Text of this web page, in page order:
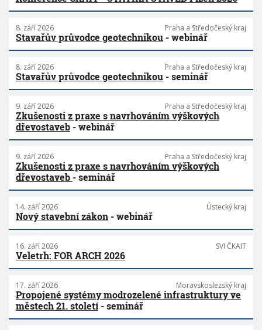
8. září 2026 Praha a Středočeský kraj
Stavařův průvodce geotechnikou - webinář
8. září 2026 Praha a Středočeský kraj
Stavařův průvodce geotechnikou - seminář
9. září 2026 Praha a Středočeský kraj
Zkušenosti z praxe s navrhováním výškových
dřevostaveb - webinář
9. září 2026 Praha a Středočeský kraj
Zkušenosti z praxe s navrhováním výškových
dřevostaveb - seminář
14. září 2026 Ústecký kraj
Nový stavební zákon - webinář
16. září 2026 SVI ČKAIT
Veletrh: FOR ARCH 2026
17. září 2026 Moravskoslezský kraj
Propojené systémy modrozelené infrastruktury ve
městech 21. století- seminář